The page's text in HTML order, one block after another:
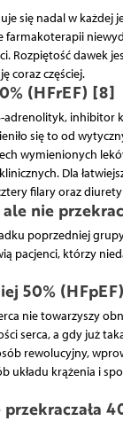
się nadal w każdej
farmakoterapii
dawek
coraz częściej.
(HFrEF) [8]
inhibitor
się to od
wymienionych
Dla
filary oraz diuretyk
nie
poprzedniej
pacjenci, którzy
50%
nie towarzyszy
serca, a gdy już
rewolucyjny,
układu krążenia i